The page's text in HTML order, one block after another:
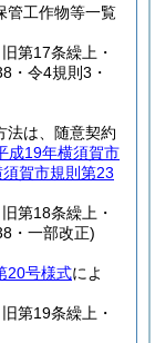
管工作物等一覧
第17条繰上・
・令4規則3・
法は、随意契約
成19年横須賀市
賀市規則第23
第18条繰上・
・一部改正)
20号様式によ
第19条繰上・